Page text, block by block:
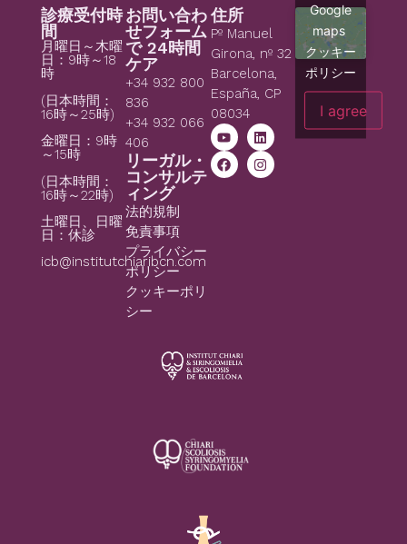
診療受付時
間
月曜日～木曜
日：9時～18
時
(日本時間：
16時～25時)
金曜日：9時
～15時
(日本時間：
16時～22時)
土曜日、日曜
日：休診
icb@institutchiaribcn.com
お問い合わ
せフォーム
で 24時間
ケア
+34 932 800
836
+34 932 066
406
リーガル・
コンサルテ
ィング
法的規制
免責事項
プライバシー
ポリシー
クッキーポリ
シー
住所
Pº Manuel
Girona, nº 32
Barcelona,
España, CP
08034
Google
maps
クッキー
ポリシー
I agree